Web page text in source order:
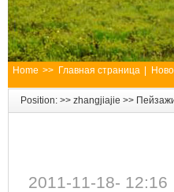
Home >> Главная страница
Position: >> zhangjiajie >>
2011-11-18- 12:16